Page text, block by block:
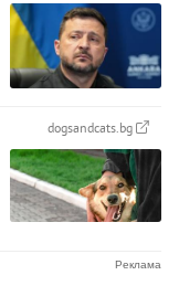
dogsandcats.bg